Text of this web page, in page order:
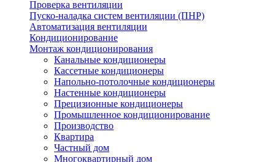
Проверка вентиляции
Пуско-наладка систем вентиляции (ПНР)
Автоматизация вентиляции
Кондиционирование
Монтаж кондиционирования
Канальные кондиционеры
Кассетные кондиционеры
Напольно-потолочные кондиционеры
Настенные кондиционеры
Прецизионные кондиционеры
Промышленное кондиционирование
Производство
Квартира
Частный дом
Многоквартирный дом